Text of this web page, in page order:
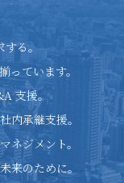
る。
っています。
支援。
内承継支援。
ネジメント。
来のために。